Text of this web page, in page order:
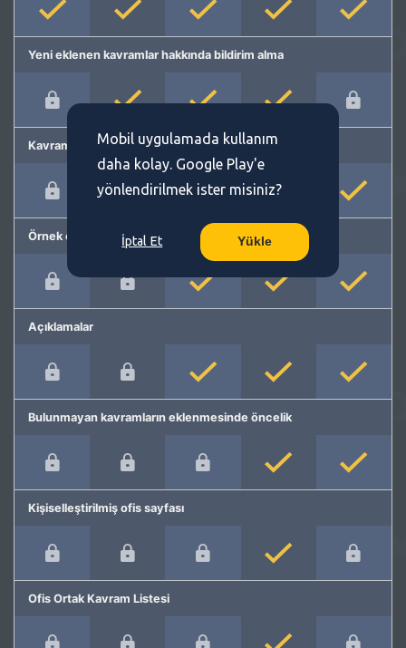
Yeni eklenen kavramlar hakkında bildirim alma
Kavram önerme
Örnek cümleler
Açıklamalar
Bulunmayan kavramların eklenmesinde öncelik
Kişiselleştirilmiş ofis sayfası
Ofis Ortak Kavram Listesi
Mobil uygulamada kullanım
daha kolay. Google Play'e
yönlendirilmek ister misiniz?
İptal Et Yükle